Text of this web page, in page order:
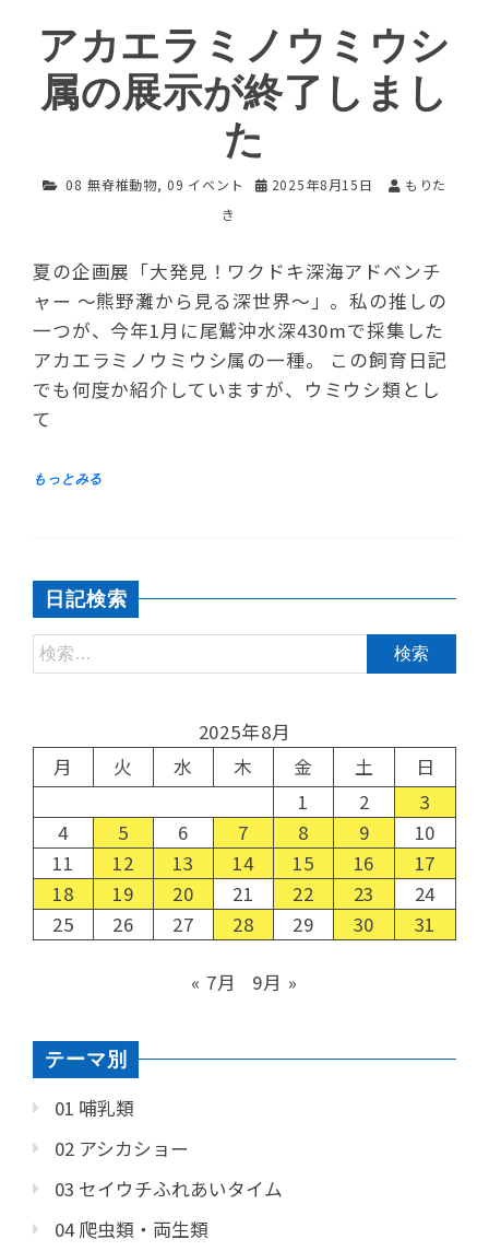
アカエラミノウミウシ
属の展示が終了しまし
た
08 無脊椎動物, 09 イベント 2025年8月15日
もりた
き
夏の企画展「大発見！ワクドキ深海アドベンチ
ャー ～熊野灘から見る深世界～」。私の推しの
一つが、今年1月に尾鷲沖水深430mで採集した
アカエラミノウミウシ属の一種。 この飼育日記
でも何度か紹介していますが、ウミウシ類とし
て
日記検索
2025年8月
月
火 水 木 金 土
日
1
2
3
4
5 6 7 8 9
10
11
12 13 14 15 16
17
18
19 20 21 22 23
24
25
26 27 28 29 30 31
« 7月 9月 »
テーマ別
01 哺乳類
02 アシカショー
03 セイウチふれあいタイム
04 爬虫類・両生類